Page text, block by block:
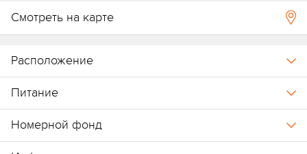
Смотреть на карте
Расположение
Питание
Номерной фонд